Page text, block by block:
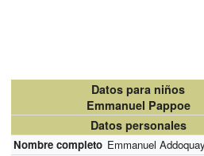
Datos para niños
Emmanuel Pappoe
Datos personales
Nombre completo Emmanuel